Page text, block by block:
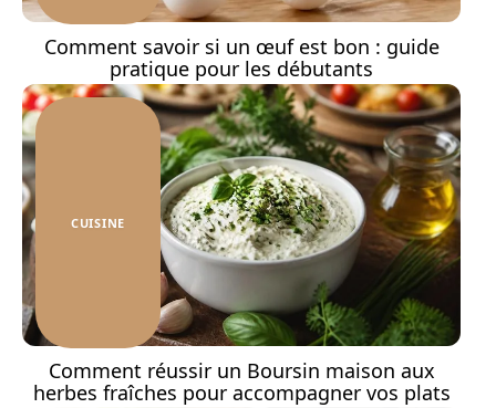
Comment savoir si un œuf est bon : guide
pratique pour les débutants
CUISINE
Comment réussir un Boursin maison aux
herbes fraîches pour accompagner vos plats